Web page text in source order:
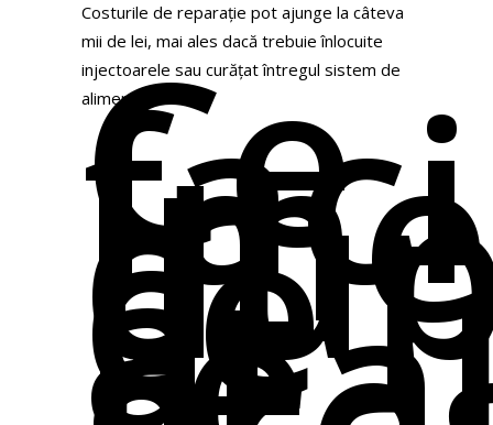
Costurile de reparație pot ajunge la câteva
mii de lei, mai ales dacă trebuie înlocuite
injectoarele sau curățat întregul sistem de
alimentare.
Ce
faci
ce
ai